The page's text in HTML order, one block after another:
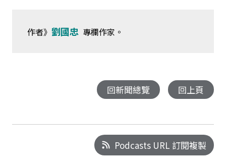
作者》 劉國忠專欄作家。
回新聞總覽 回上頁
Podcasts URL 訂閱複製